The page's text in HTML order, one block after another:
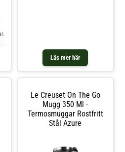
Läs mer här
Le Creuset On The Go
Mugg 350 Ml -
Termosmuggar Rostfritt
Stål Azure